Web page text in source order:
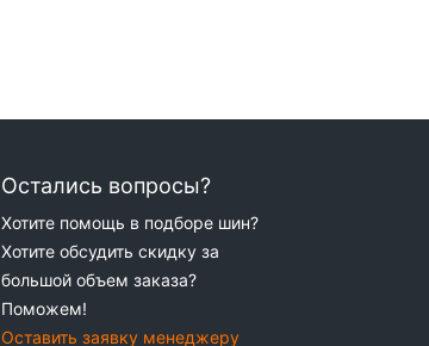
Остались вопросы?
Хотите помощь в подборе шин?
Хотите обсудить скидку за
большой объем заказа?
Поможем!
Оставить заявку менеджеру